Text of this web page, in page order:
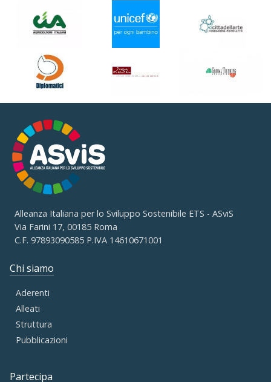
Alleanza Italiana per lo Sviluppo Sostenibile ETS - ASviS
Via Farini 17, 00185 Roma
C.F. 97893090585 P.IVA 14610671001
Chi siamo
Aderenti
Alleati
Struttura
Pubblicazioni
Partecipa